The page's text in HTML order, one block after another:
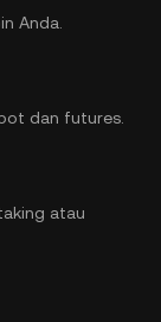
Anda.
dan futures.
atau